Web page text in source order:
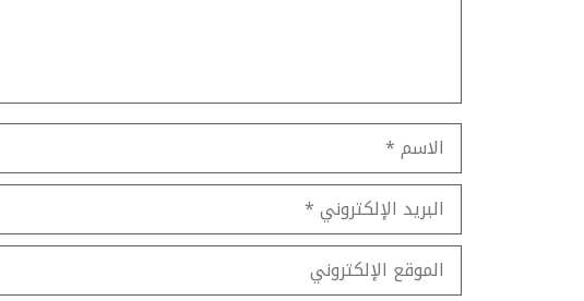
الاسم
البريد
الإلكتروني
الموقع
الإلكتروني